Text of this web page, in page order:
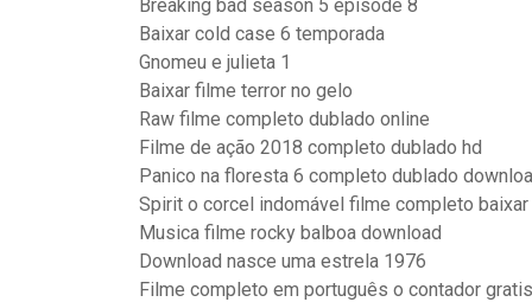
Breaking bad season 5 episode 8
Baixar cold case 6 temporada
Gnomeu e julieta 1
Baixar filme terror no gelo
Raw filme completo dublado online
Filme de ação 2018 completo dublado hd
Panico na floresta 6 completo dublado
Spirit o corcel indomável filme completo baixar
Musica filme rocky balboa download
Download nasce uma estrela 1976
Filme completo em português o contador gratis